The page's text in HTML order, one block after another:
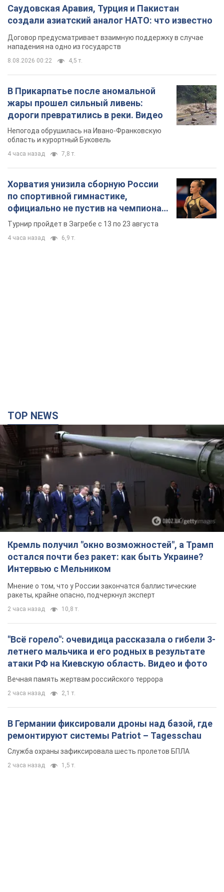
Саудовская Аравия, Турция и Пакистан
создали азиатский аналог НАТО: что известно
Договор предусматривает взаимную поддержку в случае
нападения на одно из государств
8.08.2026 00:22 4,5 т.
В Прикарпатье после аномальной
жары прошел сильный ливень:
дороги превратились в реки. Видео
Непогода обрушилась на Ивано-Франковскую
область и курортный Буковель
4 часа назад 7,8 т.
Хорватия унизила сборную России
по спортивной гимнастике,
официально не пустив на чемпионат
Европы основных спортсменов
Турнир пройдет в Загребе с 13 по 23 августа
4 часа назад 6,9 т.
TOP NEWS
Кремль получил "окно возможностей", а Трамп
остался почти без ракет: как быть Украине?
Интервью с Мельником
Мнение о том, что у России закончатся баллистические
ракеты, крайне опасно, подчеркнул эксперт
2 часа назад 10,8 т.
"Всё горело": очевидица рассказала о гибели 3-
летнего мальчика и его родных в результате
атаки РФ на Киевскую область. Видео и фото
Вечная память жертвам российского террора
2 часа назад 2,1 т.
В Германии фиксировали дроны над базой, где
ремонтируют системы Patriot – Tagesschau
Служба охраны зафиксировала шесть пролетов БПЛА
2 часа назад 1,5 т.